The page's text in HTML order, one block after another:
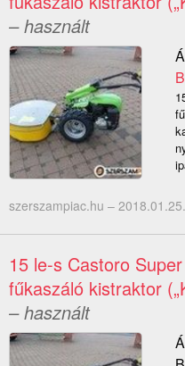
– használt
szerszampiac.hu – 2018.01.25.
15 le-s Castoro
fűkaszáló kistraktor
– használt